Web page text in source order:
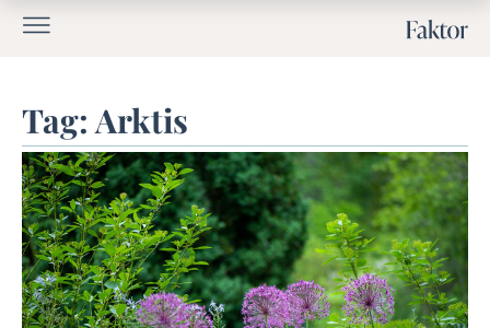
Tag: Arktis